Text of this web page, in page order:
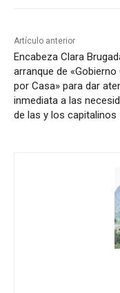
Artículo anterior
Encabeza Clara
arranque de «Gobierno
por Casa» para dar
inmediata a las
de las y los capitalinos